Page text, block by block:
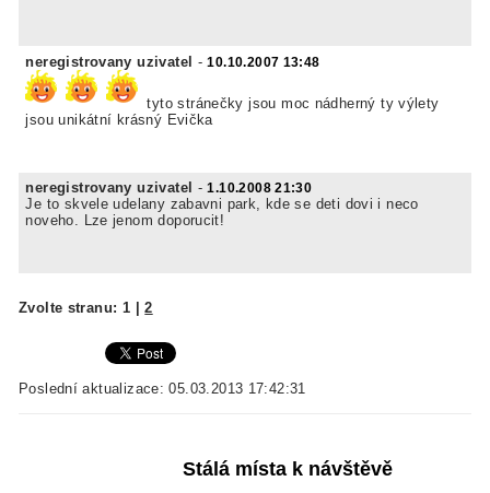
neregistrovany uzivatel -10.10.2007 13:48
tyto stránečky jsou moc nádherný ty výlety
jsou unikátní krásný Evička
neregistrovany uzivatel -1.10.2008 21:30
Je to skvele udelany zabavni park, kde se deti dovi i neco
noveho. Lze jenom doporucit!
Zvolte stranu: 1 |2
Poslední aktualizace: 05.03.2013 17:42:31
Stálá místa k návštěvě